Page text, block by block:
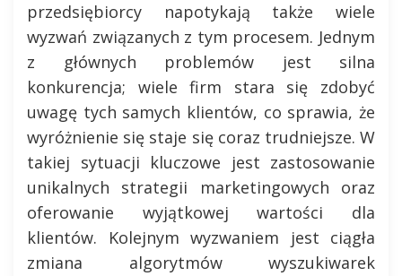
przedsiębiorcy napotykają także wiele
wyzwań związanych z tym procesem. Jednym
z głównych problemów jest silna
konkurencja; wiele firm stara się zdobyć
uwagę tych samych klientów, co sprawia, że
wyróżnienie się staje się coraz trudniejsze. W
takiej sytuacji kluczowe jest zastosowanie
unikalnych strategii marketingowych oraz
oferowanie wyjątkowej wartości dla
klientów. Kolejnym wyzwaniem jest ciągła
zmiana algorytmów wyszukiwarek